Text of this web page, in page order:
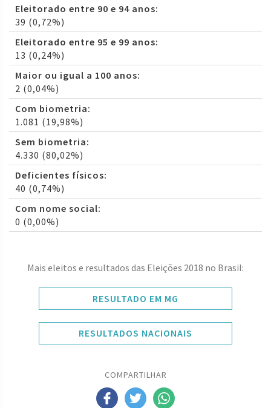
Eleitorado entre 90 e 94 anos:
39 (0,72%)
Eleitorado entre 95 e 99 anos:
13 (0,24%)
Maior ou igual a 100 anos:
2 (0,04%)
Com biometria:
1.081 (19,98%)
Sem biometria:
4.330 (80,02%)
Deficientes físicos:
40 (0,74%)
Com nome social:
0 (0,00%)
Mais eleitos e resultados das Eleições 2018 no Brasil:
RESULTADO EM MG
RESULTADOS NACIONAIS
COMPARTILHAR